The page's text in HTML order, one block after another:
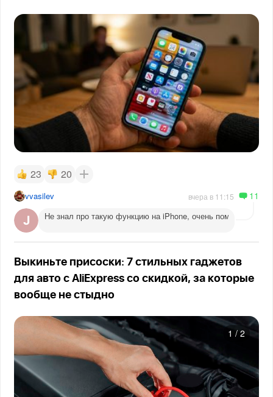
23 20
vvasilev вчера в 11:15 11
Не знал про такую функцию на iPhone, очень помогает
Выкиньте присоски: 7 стильных гаджетов
для авто с AliExpress со скидкой, за которые
вообще не стыдно
1 / 2